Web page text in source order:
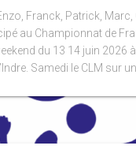
Franck, Patrick, Marc,
au Championnat de
du 13 14 juin 2026
Samedi le CLM sur un